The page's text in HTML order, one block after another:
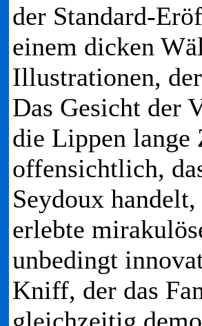
der Standard-
einem dicken
Illustrationen,
Das Gesicht der
die Lippen lange
offensichtlich,
Seydoux
erlebte
unbedingt
Kniff, der das